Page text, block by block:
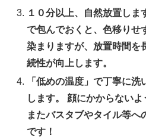
１０分以上、自然放置しま
で包んでおくと、色移りせ
染まりますが、放置時間を
続性が向上します。
「低めの温度」で丁寧に
します。 顔にかからない
またバスタブやタイル等へ
です！